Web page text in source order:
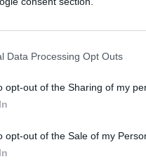
Data Processing Opt Outs
opt-out of the Sharing of my
opt-out of the Sale of my
Infrastrutture e dei
spingendo
rendere l’azienda
in media 357 treni
oltre ai treni
della maggior
Il rilancio